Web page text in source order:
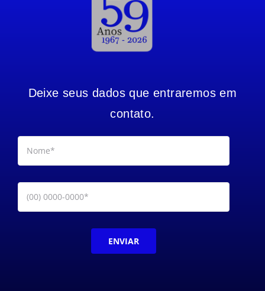
Deixe seus dados que entraremos em
contato.
ENVIAR